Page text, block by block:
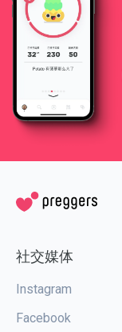
社交媒体
Instagram
Facebook